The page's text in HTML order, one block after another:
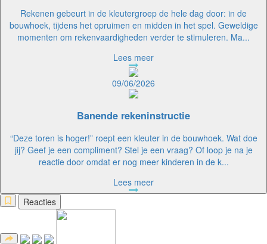
Rekenen gebeurt in de kleutergroep de hele dag door: in de
bouwhoek, tijdens het opruimen en midden in het spel. Geweldige
momenten om rekenvaardigheden verder te stimuleren. Ma...
Lees meer
09/06/2026
Banende rekeninstructie
“Deze toren is hoger!” roept een kleuter in de bouwhoek. Wat doe
jij? Geef je een compliment? Stel je een vraag? Of loop je na je
reactie door omdat er nog meer kinderen in de k...
Lees meer
Reacties